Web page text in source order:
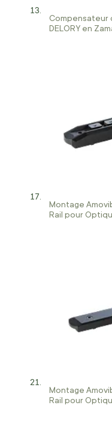
Compensateur
DELORY en
Montage
Rail pour
Montage
Rail pour
MeoSight,